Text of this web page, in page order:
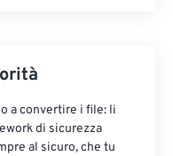
a convertire i file: li
di sicurezza
al sicuro, che tu